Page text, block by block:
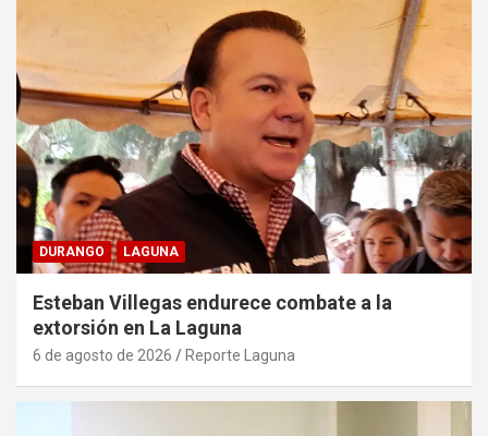
DURANGO LAGUNA
Esteban Villegas endurece combate a la
extorsión en La Laguna
6 de agosto de 2026 Reporte Laguna